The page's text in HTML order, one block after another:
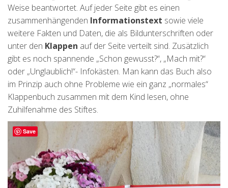
Weise beantwortet. Auf jeder Seite gibt es einen
zusammenhängenden Informationstext sowie viele
weitere Fakten und Daten, die als Bildunterschriften oder
unter den Klappen auf der Seite verteilt sind. Zusätzlich
gibt es noch spannende „Schon gewusst?“, „Mach mit?“
oder „Unglaublich!“- Infokästen. Man kann das Buch also
im Prinzip auch ohne Probleme wie ein ganz „normales“
Klappenbuch zusammen mit dem Kind lesen, ohne
Zuhilfenahme des Stiftes.
Save